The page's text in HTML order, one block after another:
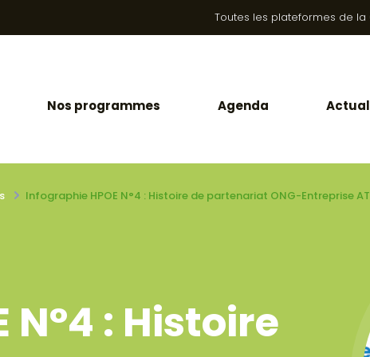
Toutes les plateformes de
Nos programmes Agenda
Infographie HPOE N°4 : Histoire de partenariat ONG-Entreprise
N°4 : Histoire